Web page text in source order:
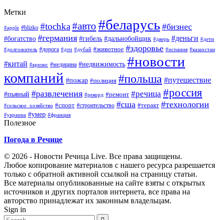
Метки
#apple #blizko #tochka#авто #беларусь #бизнес
#богатство #германия #гибель #дальнобойщик #дверь #деньги #дети
#долгожитель #дорога #дтп #дубай #животное #здоровье #испания #казахстан
#китай #кризис #медицина #недвижимость #новости
компаний #пожар #полиция #польша #путешествие
#пьяный #развлечения #рекорд #ремонт #речица #россия
#сельское_хозяйство #спорт #строительство #сша #теракт #технологии
#украина #умер #франция
Полезное
Погода в Речице
© 2026 - Новости Речица Live. Все права защищены.
Любое копирование материалов с нашего ресурса разрешается
только с обратной активной ссылкой на страницу статьи.
Все материалы опубликованные на сайте взяты с открытых
источников и других порталов интернета, все права на
авторство принадлежат их законным владельцам.
Sign in